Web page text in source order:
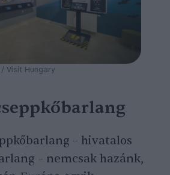
Visit Hungary
– hivatalos
– nemcsak hazánk,